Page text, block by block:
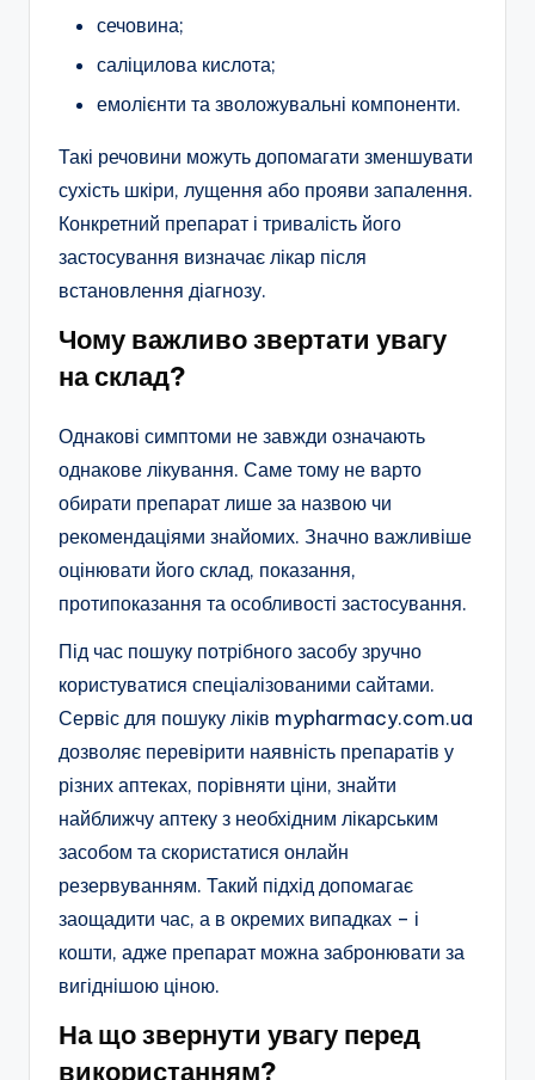
сечовина;
саліцилова кислота;
емолієнти та зволожувальні компоненти.
Такі речовини можуть допомагати зменшувати
сухість шкіри, лущення або прояви запалення.
Конкретний препарат і тривалість його
застосування визначає лікар після
встановлення діагнозу.
Чому важливо звертати увагу
на склад?
Однакові симптоми не завжди означають
однакове лікування. Саме тому не варто
обирати препарат лише за назвою чи
рекомендаціями знайомих. Значно важливіше
оцінювати його склад, показання,
протипоказання та особливості застосування.
Під час пошуку потрібного засобу зручно
користуватися спеціалізованими сайтами.
Сервіс для пошуку ліків mypharmacy.com.ua
дозволяє перевірити наявність препаратів у
різних аптеках, порівняти ціни, знайти
найближчу аптеку з необхідним лікарським
засобом та скористатися онлайн
резервуванням. Такий підхід допомагає
заощадити час, а в окремих випадках – і
кошти, адже препарат можна забронювати за
вигіднішою ціною.
На що звернути увагу перед
використанням?